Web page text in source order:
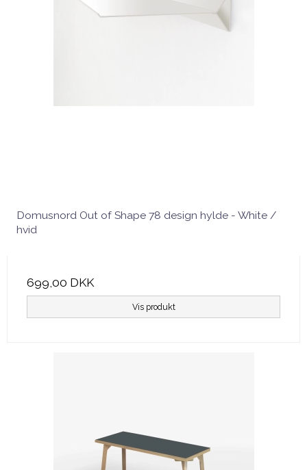
Domusnord Out of Shape 78 design hylde - White /
hvid
699,00 DKK
Vis produkt